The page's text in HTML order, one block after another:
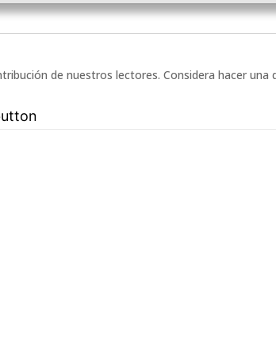
de nuestros lectores. Considera hacer una